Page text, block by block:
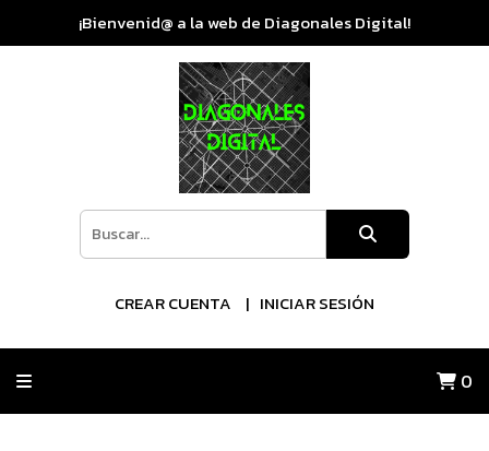
¡Bienvenid@ a la web de Diagonales Digital!
CREAR CUENTA INICIAR SESIÓN
0